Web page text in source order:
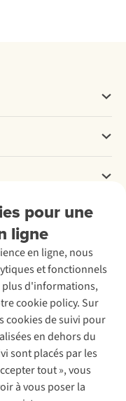
pour une
ligne
en ligne, nous
et fonctionnels
plus d'informations,
cookie policy. Sur
cookies de suivi pour
en dehors du
sont placés par les
tout », vous
à vous poser la